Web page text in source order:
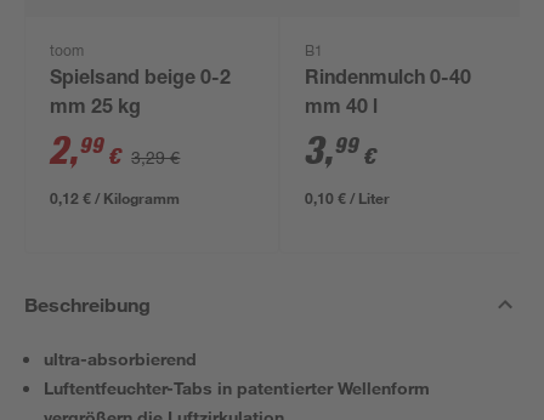
toom
Spielsand beige 0-2
mm 25 kg
2,99 € 3,29 €
0,12 € / Kilogramm
B1
Rindenmulch 0-40
mm 40 l
3,99 €
0,10 € / Liter
Beschreibung
ultra-absorbierend
Luftentfeuchter-Tabs in patentierter Wellenform